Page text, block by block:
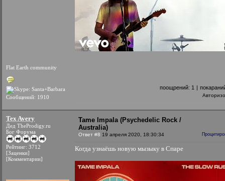
Flat Earth community
Сообщений: 1910
поощрений: 1 |
Tex Avery
Дед TheProdigy.ru
Бог Форума
Рейтинг: 3712
[Заценки]
[Комментарии]
Tame Impala (Psychedelic Rock /
Australia)
Ответ #8 19 апреля 2020, 18:30:34
Когда узнаёшь новую мызыку в Спаре